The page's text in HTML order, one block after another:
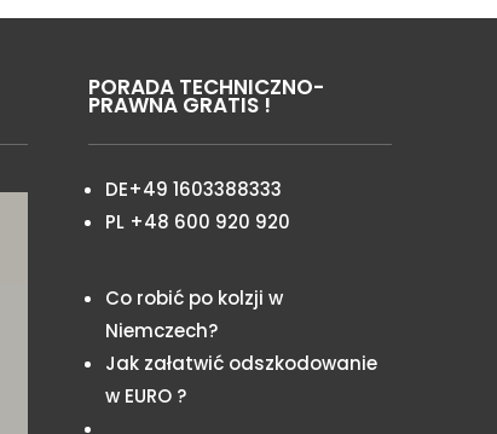
PORADA TECHNICZNO-
PRAWNA GRATIS !
DE+49 1603388333
PL +48 600 920 920
Co robić po kolzji w
Niemczech?
Jak załatwić odszkodowanie
w EURO ?